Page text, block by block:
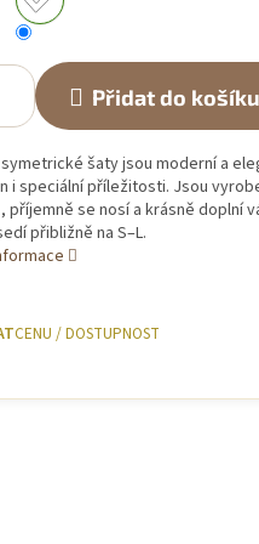
Přidat do košíku
šaty jsou moderní a
i speciální příležitosti. Jsou
příjemně se nosí a krásně doplní
přibližně na S–L.